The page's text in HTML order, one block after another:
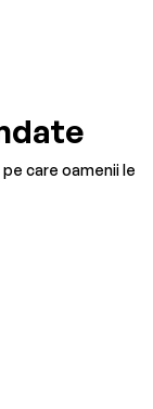
care oamenii le